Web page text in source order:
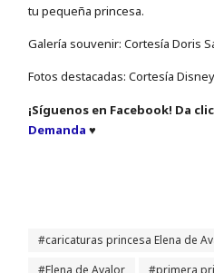
tu pequeña princesa.
Galería souvenir: Cortesía Doris
Fotos destacadas: Cortesía Disney
¡Síguenos en Facebook! Da
Demanda ♥
caricaturas princesa Elena de
Elena de Avalor
primera